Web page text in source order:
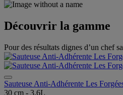
Découvrir la gamme
Pour des résultats dignes d’un chef
Sauteuse Anti-Adhérente Les
30 cm - 3.6L